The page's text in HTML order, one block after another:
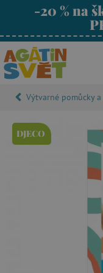
-20 % na
Výtvarné pomůcky a
DJECO